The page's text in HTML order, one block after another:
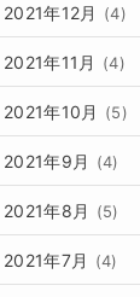
2021年12月 (4)
2021年11月 (4)
2021年10月 (5)
2021年9月 (4)
2021年8月 (5)
2021年7月 (4)